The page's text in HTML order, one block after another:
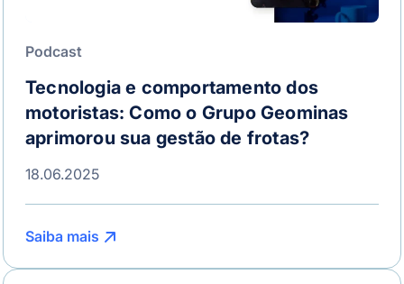
Podcast
Tecnologia e comportamento dos
motoristas: Como o Grupo Geominas
aprimorou sua gestão de frotas?
18.06.2025
Saiba mais